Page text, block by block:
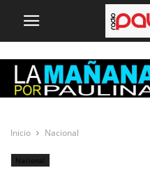
Inicio Nacional
Nacional